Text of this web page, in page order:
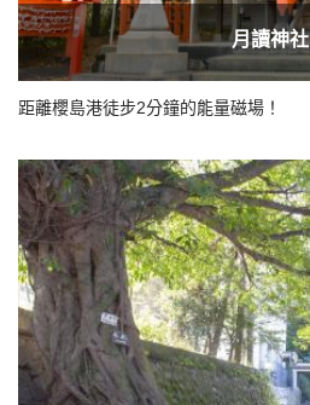
月讀神社
距離櫻島港徒步2分鐘的能量磁場！